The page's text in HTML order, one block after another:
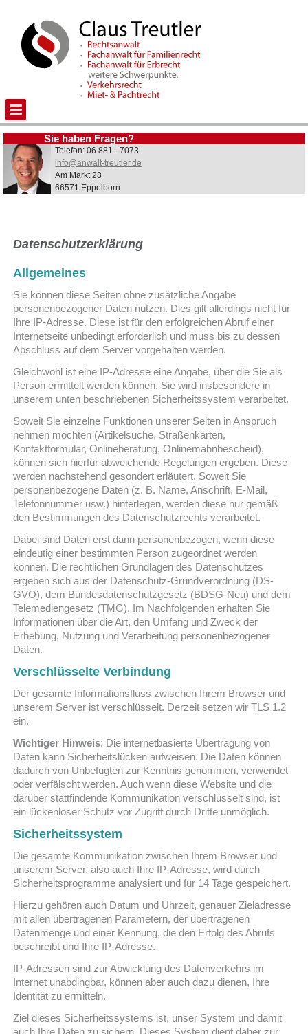
Sie haben Fragen?
Telefon: 06 881 - 7073
info@anwalt-treutler.de
Am Markt 28
66571 Eppelborn
Datenschutzerklärung
Allgemeines
Sie können diese Seiten ohne zusätzliche Angabe
personenbezogener Daten nutzen. Dies gilt allerdings nicht für
Ihre IP-Adresse. Diese ist für den erfolgreichen Abruf einer
Internetseite unbedingt erforderlich und muss bis zu dessen
Abschluss auf dem Server vorgehalten werden.
Gleichwohl ist eine IP-Adresse eine Angabe, über die Sie als
Person ermittelt werden können. Sie wird insbesondere in
unserem unten beschriebenen Sicherheitssystem verarbeitet.
Soweit Sie einzelne Funktionen unserer Seiten in Anspruch
nehmen möchten (Artikelsuche, Straßenkarten,
Kontaktformular, Onlineberatung, Onlinemahnbescheid),
können sich hierfür abweichende Regelungen ergeben. Diese
werden nachstehend gesondert erläutert. Soweit Sie
personenbezogene Daten (z. B. Name, Anschrift, E-Mail,
Telefonnummer usw.) hinterlegen, werden diese nur gemäß
den Bestimmungen des Datenschutzrechts verarbeitet.
Dabei sind Daten erst dann personenbezogen, wenn diese
eindeutig einer bestimmten Person zugeordnet werden
können. Die rechtlichen Grundlagen des Datenschutzes
ergeben sich aus der Datenschutz-Grundverordnung (DS-
GVO), dem Bundesdatenschutzgesetz (BDSG-Neu) und dem
Telemediengesetz (TMG). Im Nachfolgenden erhalten Sie
Informationen über die Art, den Umfang und Zweck der
Erhebung, Nutzung und Verarbeitung personenbezogener
Daten.
Verschlüsselte Verbindung
Der gesamte Informationsfluss zwischen Ihrem Browser und
unserem Server ist verschlüsselt. Derzeit setzen wir TLS 1.2
ein.
Wichtiger Hinweis: Die internetbasierte Übertragung von
Daten kann Sicherheitslücken aufweisen. Die Daten können
dadurch von Unbefugten zur Kenntnis genommen, verwendet
oder verfälscht werden. Auch wenn diese Website und die
darüber stattfindende Kommunikation verschlüsselt sind, ist
ein lückenloser Schutz vor Zugriff durch Dritte unmöglich.
Sicherheitssystem
Die gesamte Kommunikation zwischen Ihrem Browser und
unserem Server, also auch Ihre IP-Adresse, wird durch
Sicherheitsprogramme analysiert und für 14 Tage gespeichert.
Hierzu gehören auch Datum und Uhrzeit, genauer Zieladresse
mit allen übertragenen Parametern, der übertragenen
Datenmenge und einer Kennung, die den Erfolg des Abrufs
beschreibt und Ihre IP-Adresse.
IP-Adressen sind zur Abwicklung des Datenverkehrs im
Internet unabdingbar, können aber auch dazu dienen, Ihre
Identität zu ermitteln.
Ziel dieses Sicherheitssystems ist, unser System und damit
auch Ihre Daten zu sichern. Dieses System dient daher zur